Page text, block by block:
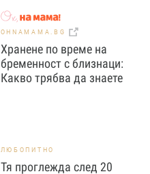
OHNAMAMA.BG
Хранене по време на
бременност с близнаци:
Какво трябва да знаете
ЛЮБОПИТНО
Тя проглежда след 20